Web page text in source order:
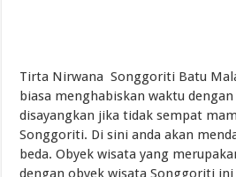
Tirta Nirwana Songgoriti Batu
biasa menghabiskan waktu
disayangkan jika tidak sempat
Songgoriti. Di sini anda akan
beda. Obyek wisata yang
dengan obyek wisata Songgoriti ini